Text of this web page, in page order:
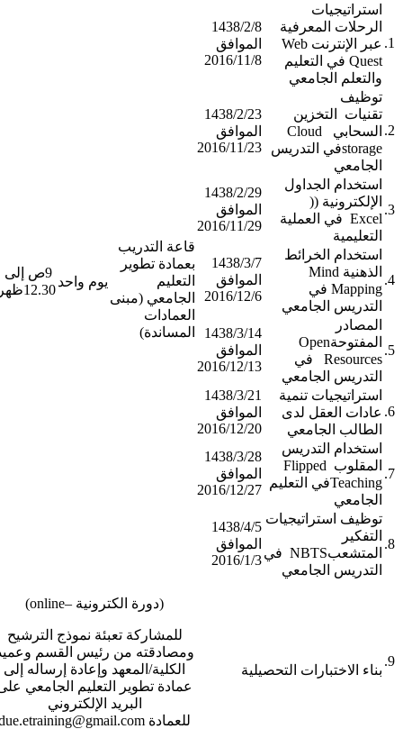
استراتيجيات
الرحلات المعرفية
عبر الإنترنت Web
Quest في التعليم
والتعلم الجامعي
1438/2/8
الموافق
2016/11/8
قاعة التدريب
بعمادة تطوير
التعليم
الجامعي (مبنى
العمادات
المساندة) ​ ​ ​ ​ ​ ​ ​
يوم واحد
​ ​ ​ ​ ​ ​
​ 9ص إلى
12.30ظهراً
توظيف
تقنيات التخزين
السحابي Cloud
storageفي التدريس
الجامعي
1438/2/23
الموافق
2016/11/23
استخدام الجداول
الإلكترونية ((
Excel في العملية
التعليمية
1438/2/29
الموافق
2016/11/29
استخدام الخرائط
الذهنية Mind
Mapping في
التدريس الجامعي
1438/3/7
الموافق
2016/12/6
المصادر
المفتوحةOpen
Resources في
التدريس الجامعي
1438/3/14
الموافق
2016/12/13
استراتيجيات تنمية
عادات العقل لدى
الطالب الجامعي
1438/3/21
الموافق
2016/12/20
استخدام التدريس
المقلوب Flipped
Teachingفي التعليم
الجامعي
1438/3/28
الموافق
2016/12/27
توظيف استراتيجيات
التفكير
المتشعبNBTS في
التدريس الجامعي
1438/4/5
الموافق
2016/1/3
9.
بناء الاختبارات التحصيلية ​ ​ ​
(دورة الكترونية –online)
للمشاركة تعبئة نموذج الترشيح
ومصادقته من رئيس القسم وعميد
الكلية/المعهد وإعادة إرساله إلى
عمادة تطوير التعليم الجامعي على
البريد الإلكتروني
للعمادة due.etraining@gmail.com